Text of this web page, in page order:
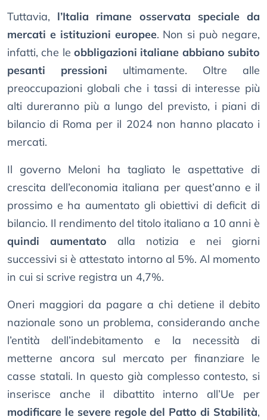
Tuttavia, l’Italia rimane osservata speciale da
mercati e istituzioni europee. Non si può negare,
infatti, che le obbligazioni italiane abbiano subito
pesanti pressioni ultimamente. Oltre alle
preoccupazioni globali che i tassi di interesse più
alti dureranno più a lungo del previsto, i piani di
bilancio di Roma per il 2024 non hanno placato i
mercati.
Il governo Meloni ha tagliato le aspettative di
crescita dell’economia italiana per quest’anno e il
prossimo e ha aumentato gli obiettivi di deficit di
bilancio. Il rendimento del titolo italiano a 10 anni è
quindi aumentato alla notizia e nei giorni
successivi si è attestato intorno al 5%. Al momento
in cui si scrive registra un 4,7%.
Oneri maggiori da pagare a chi detiene il debito
nazionale sono un problema, considerando anche
l’entità dell’indebitamento e la necessità di
metterne ancora sul mercato per finanziare le
casse statali. In questo già complesso contesto, si
inserisce anche il dibattito interno all’Ue per
modificare le severe regole del Patto di Stabilità,